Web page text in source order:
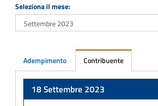
Seleziona il mese:
Adempimento Contribuente
18 Settembre 2023